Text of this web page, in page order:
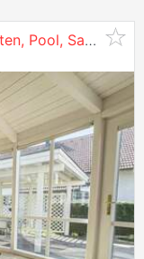
Moderne Villa mit traumhaftem Garten, Pool, Sauna, uvm.